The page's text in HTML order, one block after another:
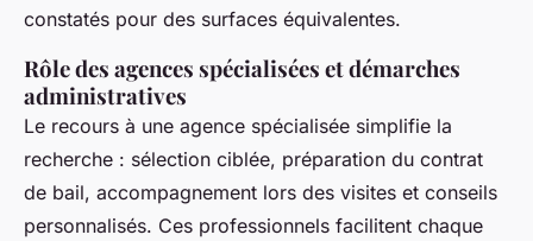
constatés pour des surfaces équivalentes.
Rôle des agences spécialisées et démarches
administratives
Le recours à une agence spécialisée simplifie la
recherche : sélection ciblée, préparation du contrat
de bail, accompagnement lors des visites et conseils
personnalisés. Ces professionnels facilitent chaque